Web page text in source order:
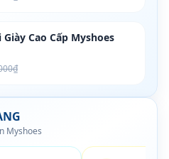
Cao Cấp Myshoes
Myshoes